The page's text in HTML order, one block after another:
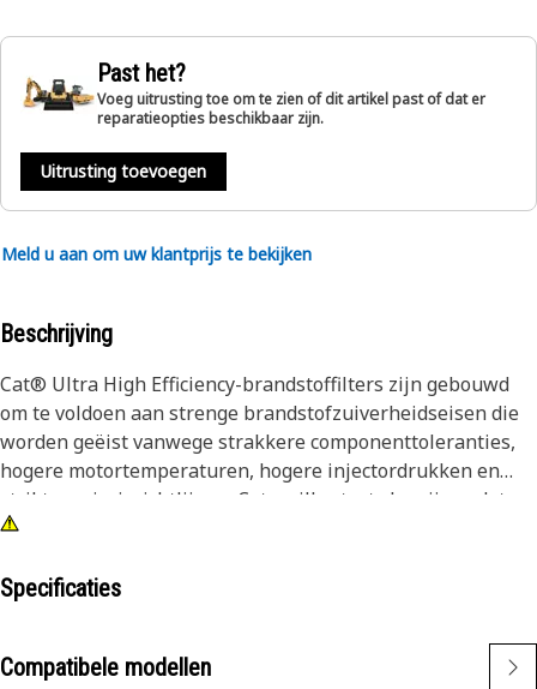
Past het?
Voeg uitrusting toe om te zien of dit artikel past of dat er
reparatieopties beschikbaar zijn.
Uitrusting toevoegen
Meld u aan om uw klantprijs te bekijken
Beschrijving
Cat® Ultra High Efficiency-brandstoffilters zijn gebouwd
om te voldoen aan strenge brandstofzuiverheidseisen die
worden geëist vanwege strakkere componenttoleranties,
hogere motortemperaturen, hogere injectordrukken en
strikte emissierichtlijnen. Caterpillar tests bewijzen dat
Cat® brandstoffilters met ultrahoge efficiëntie superieure
beste filter die u kunt kopen voor uw Cat-apparatuur®.
Om de levensduur van injectoren te verlengen, moet de
grootte van de deeltjes en het aantal deeltjes dat door het
Specificaties
Compatibele modellen